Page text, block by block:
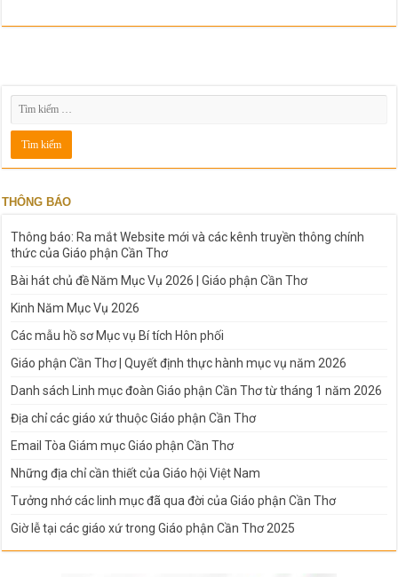
THÔNG BÁO
Thông báo: Ra mắt Website mới và các kênh truyền thông chính
thức của Giáo phận Cần Thơ
Bài hát chủ đề Năm Mục Vụ 2026 | Giáo phận Cần Thơ
Kinh Năm Mục Vụ 2026
Các mẫu hồ sơ Mục vụ Bí tích Hôn phối
Giáo phận Cần Thơ | Quyết định thực hành mục vụ năm 2026
Danh sách Linh mục đoàn Giáo phận Cần Thơ từ tháng 1 năm 2026
Địa chỉ các giáo xứ thuộc Giáo phận Cần Thơ
Email Tòa Giám mục Giáo phận Cần Thơ
Những địa chỉ cần thiết của Giáo hội Việt Nam
Tưởng nhớ các linh mục đã qua đời của Giáo phận Cần Thơ
Giờ lễ tại các giáo xứ trong Giáo phận Cần Thơ 2025